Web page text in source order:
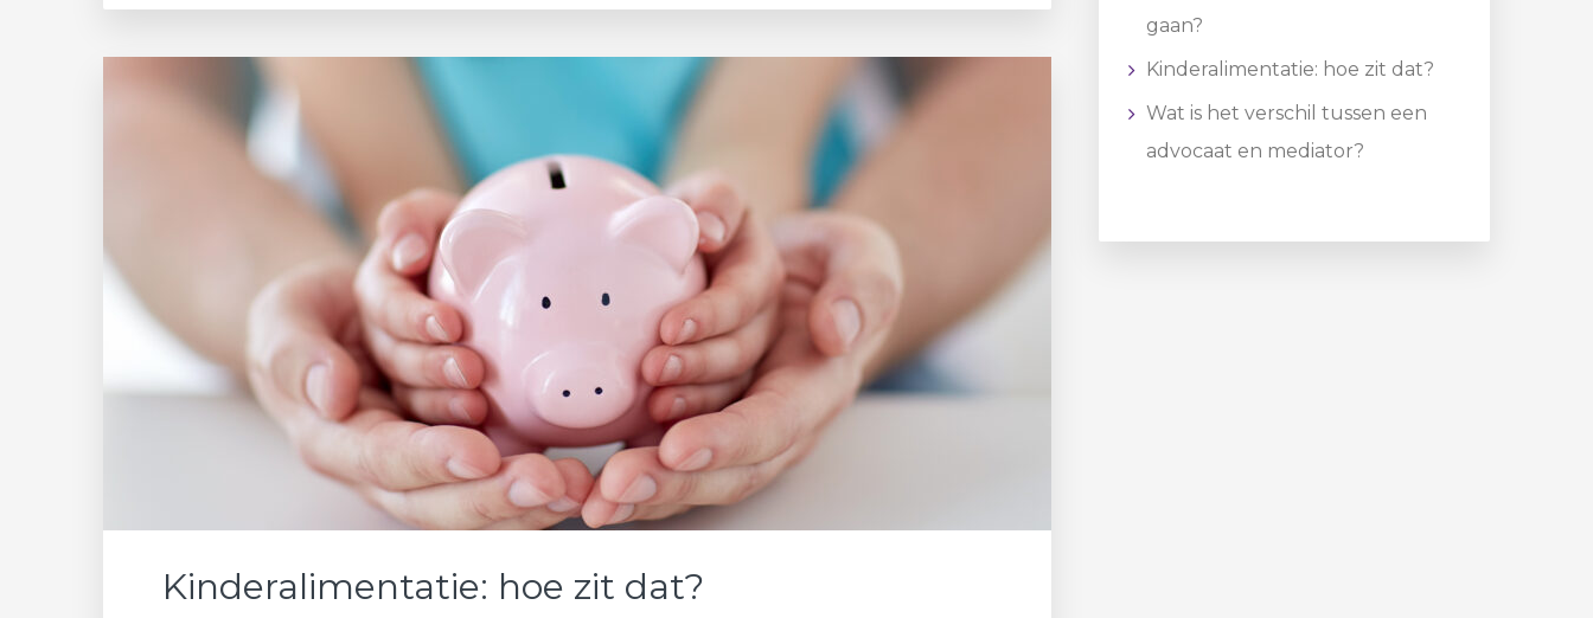
Kinderalimentatie: hoe zit dat?
gaan?
Kinderalimentatie: hoe zit dat?
Wat is het verschil tussen een
advocaat en mediator?